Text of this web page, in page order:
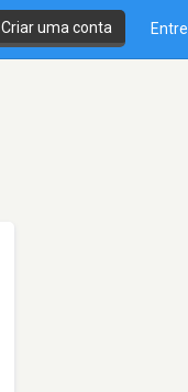
Criar uma conta Entre